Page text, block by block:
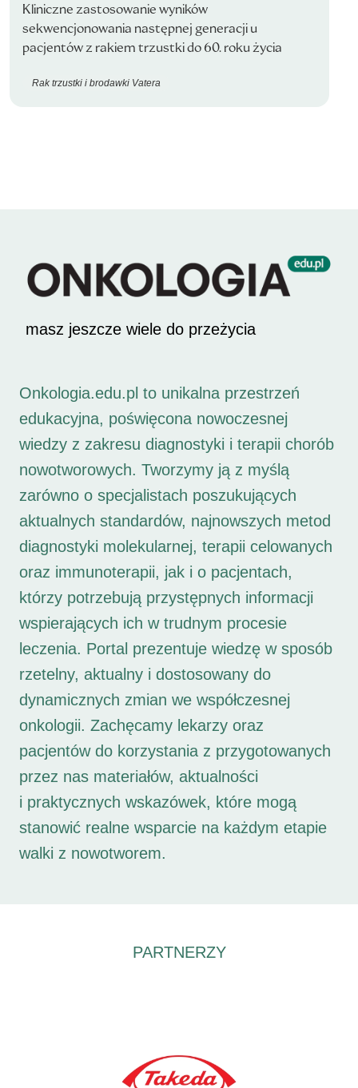
Kliniczne zastosowanie wyników
sekwencjonowania następnej generacji u
pacjentów z rakiem trzustki do 60. roku życia
Rak trzustki i brodawki Vatera
masz jeszcze wiele do przeżycia
Onkologia.edu.pl to unikalna przestrzeń
edukacyjna, poświęcona nowoczesnej
wiedzy z zakresu diagnostyki i terapii chorób
nowotworowych. Tworzymy ją z myślą
zarówno o specjalistach poszukujących
aktualnych standardów, najnowszych metod
diagnostyki molekularnej, terapii celowanych
oraz immunoterapii, jak i o pacjentach,
którzy potrzebują przystępnych informacji
wspierających ich w trudnym procesie
leczenia. Portal prezentuje wiedzę w sposób
rzetelny, aktualny i dostosowany do
dynamicznych zmian we współczesnej
onkologii. Zachęcamy lekarzy oraz
pacjentów do korzystania z przygotowanych
przez nas materiałów, aktualności
i praktycznych wskazówek, które mogą
stanowić realne wsparcie na każdym etapie
walki z nowotworem.
PARTNERZY